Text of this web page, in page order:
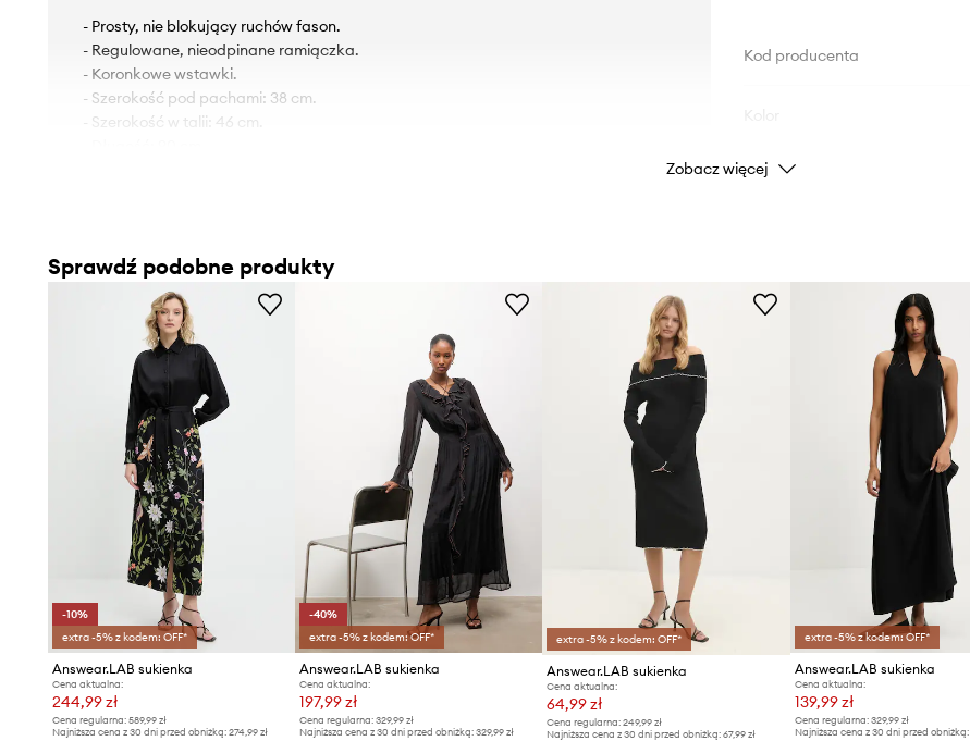
- Prosty, nie blokujący ruchów fason.
- Regulowane, nieodpinane ramiączka.
- Koronkowe wstawki.
- Szerokość pod pachami: 38 cm.
- Szerokość w talii: 46 cm.
Kod producenta
Marka
ID Produktu
Zobacz więcej
Sprawdź podobne produkty
-10%
extra -5% z kodem: OFF*
Answear.LAB sukienka
Cena aktualna:
244,99 zł
Cena regularna: 589,99 zł
Najniższa cena z 30 dni przed obniżką: 274,99 zł
-40%
extra -5% z kodem: OFF*
Answear.LAB sukienka
Cena aktualna:
197,99 zł
Cena regularna:329,99 zł
Najniższa cena z 30 dni przed obniżką:329,99 zł
extra -5% z kodem: OFF*
Answear.LAB sukienka
Cena aktualna:
64,99 zł
Cena regularna: 249,99 zł
Najniższa cena z 30 dni przed obniżką: 67,99 zł
extra -5% z kodem: OFF*
Answear.LAB sukienka
Cena aktualna:
139,99 zł
Cena regularna: 329,99 zł
Najniższa cena z 30 dni przed obniżką: